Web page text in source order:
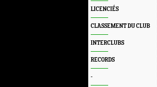
LICENCIÉS
CLASSEMENT DU CLUB
INTERCLUBS
RECORDS
-